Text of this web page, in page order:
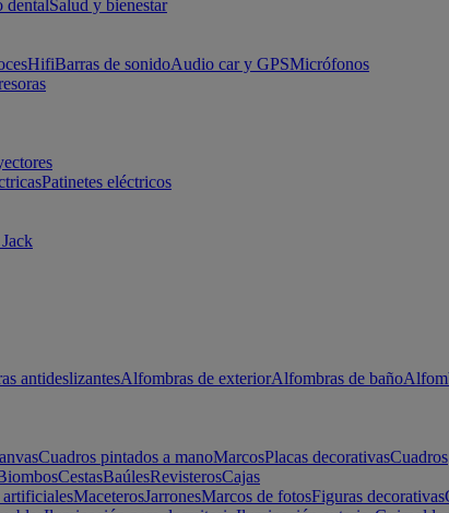
dentalSalud y bienestar
HifiBarras de sonidoAudio car y GPSMicrófonos
Patinetes eléctricos
antideslizantesAlfombras de exteriorAlfombras de baño
Cuadros pintados a manoMarcosPlacas decorativasCuadros
CestasBaúlesRevisterosCajas
artificialesMaceterosJarronesMarcos de fotosFiguras decorativas